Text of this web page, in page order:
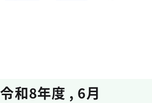
令和8年度 , 6月